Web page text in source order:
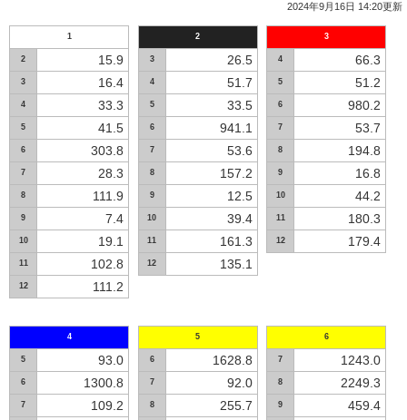
2024年9月16日 14:20更新
1
2 15.9
3 16.4
4 33.3
5 41.5
6 303.8
7 28.3
8 111.9
9 7.4
10 19.1
11 102.8
12 111.2
2
3 26.5
4 51.7
5 33.5
6 941.1
7 53.6
8 157.2
9 12.5
10 39.4
11 161.3
12 135.1
3
4 66.3
5 51.2
6 980.2
7 53.7
8 194.8
9 16.8
10 44.2
11 180.3
12 179.4
4
5 93.0
6 1300.8
7 109.2
5
6 1628.8
7 92.0
8 255.7
6
7 1243.0
8 2249.3
9 459.4